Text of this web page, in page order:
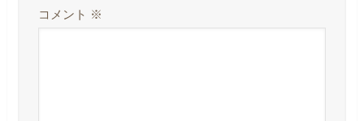
コメント ※